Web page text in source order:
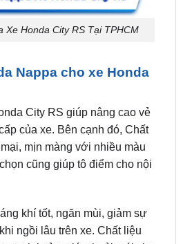
Nappa cho xe Honda
City RS giúp nâng cao vẻ
của xe. Bên cạnh đó, Chất
mịn màng với nhiều màu
cũng giúp tô điểm cho nội
khí tốt, ngăn mùi, giảm sự
lại cảm giác thoải mái cho
chuyến đi dài.